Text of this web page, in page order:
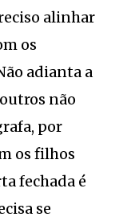
alinhar
os
adianta a
não
por
os filhos
fechada é
se